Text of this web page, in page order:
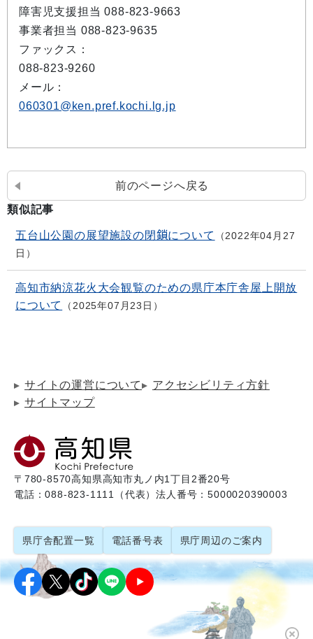
障害児支援担当 088-823-9663
事業者担当 088-823-9635
ファックス：
088-823-9260
メール：
060301@ken.pref.kochi.lg.jp
前のページへ戻る
類似記事
五台山公園の展望施設の閉鎖について
2022年04月27
日
高知市納涼花火大会観覧のための県庁本庁舎屋上開放
について
2025年07月23日
サイトの運営について
アクセシビリティ方針
サイトマップ
〒780-8570高知県高知市丸ノ内1丁目2番20号
電話：088-823-1111（代表）法人番号：5000020390003
県庁舎配置一覧 電話番号表 県庁周辺のご案内